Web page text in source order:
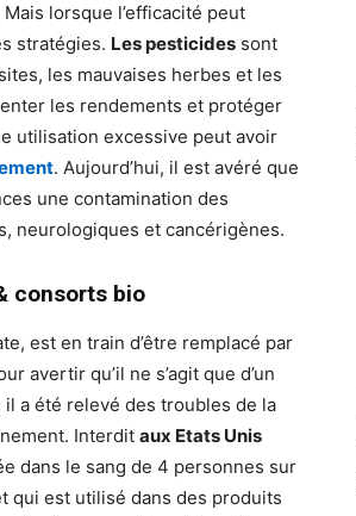
lorsque l’efficacité peut
stratégies. Les pesticides sont
les mauvaises herbes et les
les rendements et protéger
utilisation excessive peut avoir
. Aujourd’hui, il est avéré que
une contamination des
neurologiques et cancérigènes.
consorts bio
est en train d’être remplacé par
avertir qu’il ne s’agit que d’un
a été relevé des troubles de la
Interdit aux Etats Unis
dans le sang de 4 personnes sur
qui est utilisé dans des produits